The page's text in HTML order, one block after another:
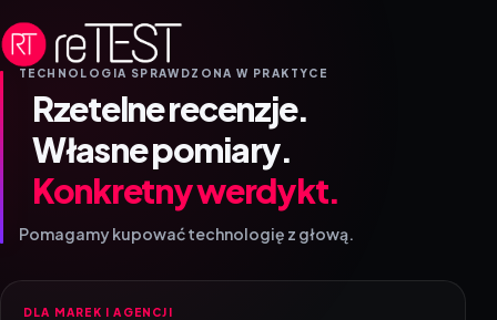
TECHNOLOGIA SPRAWDZONA W PRAKTYCE
Rzetelne recenzje.
Własne pomiary.
Konkretny werdykt.
Pomagamy kupować technologię z głową.
DLA MAREK I AGENCJI